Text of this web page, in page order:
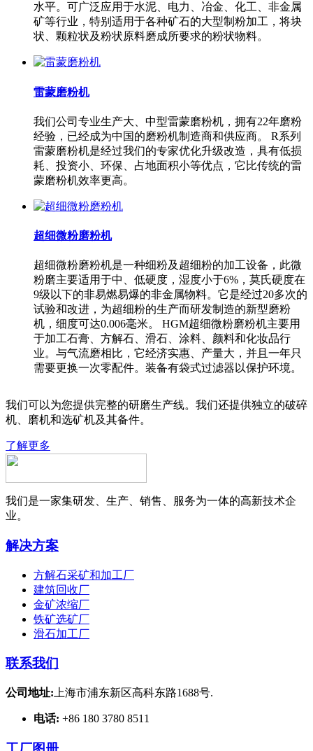
水平。可广泛应用于水泥、电力、冶金、化工、非金属
矿等行业，特别适用于各种矿石的大型制粉加工，将块
状、颗粒状及粉状原料磨成所要求的粉状物料。
雷蒙磨粉机
我们公司专业生产大、中型雷蒙磨粉机，拥有22年磨粉
经验，已经成为中国的磨粉机制造商和供应商。 R系列
雷蒙磨粉机是经过我们的专家优化升级改造，具有低损
耗、投资小、环保、占地面积小等优点，它比传统的雷
蒙磨粉机效率更高。
超细微粉磨粉机
超细微粉磨粉机是一种细粉及超细粉的加工设备，此微
粉磨主要适用于中、低硬度，湿度小于6%，莫氏硬度在
9级以下的非易燃易爆的非金属物料。它是经过20多次的
试验和改进，为超细粉的生产而研发制造的新型磨粉
机，细度可达0.006毫米。 HGM超细微粉磨粉机主要用
于加工石膏、方解石、滑石、涂料、颜料和化妆品行
业。与气流磨相比，它经济实惠、产量大，并且一年只
需要更换一次零配件。装备有袋式过滤器以保护环境。
我们可以为您提供完整的研磨生产线。我们还提供独立的破碎
机、磨机和选矿机及其备件。
了解更多
我们是一家集研发、生产、销售、服务为一体的高新技术企
业。
解决方案
方解石采矿和加工厂
建筑回收厂
金矿浓缩厂
铁矿选矿厂
滑石加工厂
联系我们
公司地址: 上海市浦东新区高科东路1688号.
电话: +86 180 3780 8511